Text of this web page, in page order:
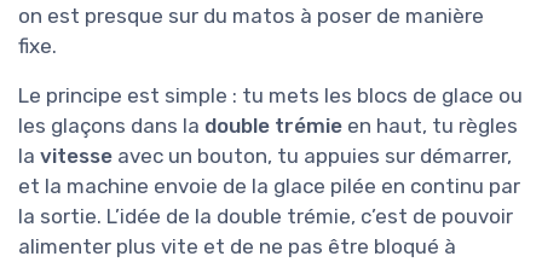
on est presque sur du matos à poser de manière
fixe.
Le principe est simple : tu mets les blocs de glace ou
les glaçons dans la double trémie en haut, tu règles
la vitesse avec un bouton, tu appuies sur démarrer,
et la machine envoie de la glace pilée en continu par
la sortie. L’idée de la double trémie, c’est de pouvoir
alimenter plus vite et de ne pas être bloqué à